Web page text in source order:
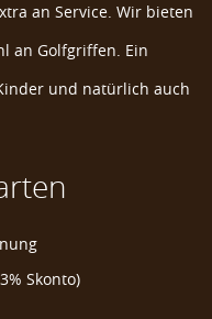
an Service. Wir bieten
an Golfgriffen. Ein
und natürlich auch
Skonto)